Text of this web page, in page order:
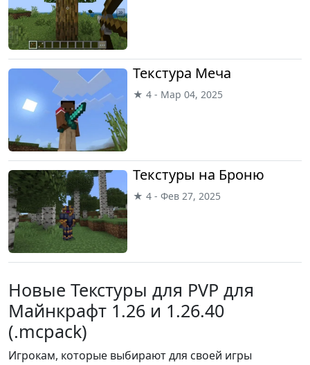
Текстура Меча
★ 4 - Мар 04, 2025
Текстуры на Броню
★ 4 - Фев 27, 2025
Новые Текстуры для PVP для
Майнкрафт 1.26 и 1.26.40
(.mcpack)
Игрокам, которые выбирают для своей игры